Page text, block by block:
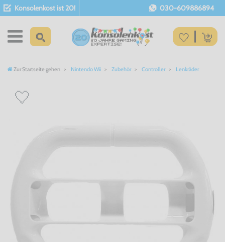
Konsolenkost ist 20! 030-609886894
Zur Startseite gehen Nintendo Wii Zubehör Controller Lenkräder